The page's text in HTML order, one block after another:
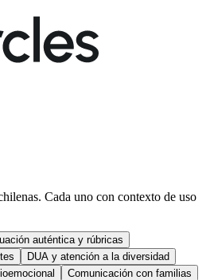
Cada uno con contexto de uso
auténtica y rúbricas
DUA y atención a la diversidad
Comunicación con familias